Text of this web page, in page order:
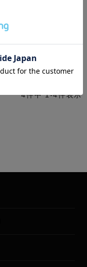
新着順
4件中 1-4件表示